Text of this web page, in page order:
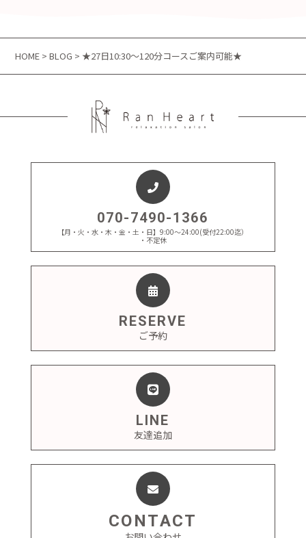
HOME >BLOG > ★27日10:30～120分コースご案内可能★
070-7490-1366
【月・火・水・木・金・土・日】9:00～24:00(受付22:00迄）
・不定休
RESERVE
ご予約
LINE
友達追加
CONTACT